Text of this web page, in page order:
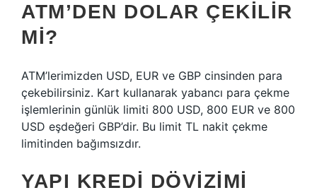
ATM’DEN DOLAR ÇEKILIR
MI?
ATM’lerimizden USD, EUR ve GBP cinsinden para
çekebilirsiniz. Kart kullanarak yabancı para çekme
işlemlerinin günlük limiti 800 USD, 800 EUR ve 800
USD eşdeğeri GBP’dir. Bu limit TL nakit çekme
limitinden bağımsızdır.
YAPI KREDI DÖVIZIMI